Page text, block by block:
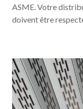
ASME. Votre
doivent être